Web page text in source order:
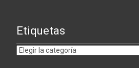
Etiquetas
Etiquetas